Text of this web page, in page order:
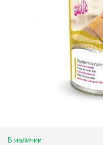
В наличии